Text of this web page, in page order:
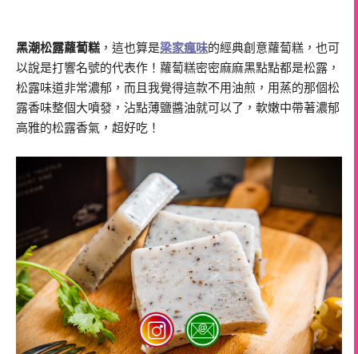
黑潮松露蘿蔔糕 ，這也算是梁家瘋味的經典創意蘿蔔糕，也可
以說是打響名號的代表作！蘿蔔糕密密麻麻黑點點都是松露，
松露味道非常濃郁，而且我覺得這款不用油煎，用蒸的那個松
露香味整個大噴發，沾點薄鹽醬油就可以了，軟嫩中帶著濃郁
高雅的松露香氣，超好吃！